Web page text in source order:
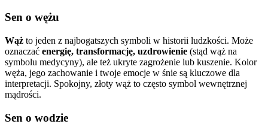
Sen o wężu
Wąż to jeden z najbogatszych symboli w historii ludzkości. Może
oznaczać energię, transformację, uzdrowienie (stąd wąż na
symbolu medycyny), ale też ukryte zagrożenie lub kuszenie. Kolor
węża, jego zachowanie i twoje emocje w śnie są kluczowe dla
interpretacji. Spokojny, złoty wąż to często symbol wewnętrznej
mądrości.
Sen o wodzie